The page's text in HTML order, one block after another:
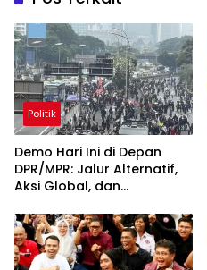
Politik
Demo Hari Ini di Depan
DPR/MPR: Jalur Alternatif,
Aksi Global, dan
Agustus 2026